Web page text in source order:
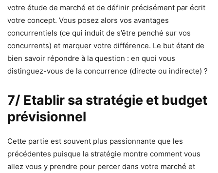
votre étude de marché et de définir précisément par écrit
votre concept. Vous posez alors vos avantages
concurrentiels (ce qui induit de s’être penché sur vos
concurrents) et marquer votre différence. Le but étant de
bien savoir répondre à la question : en quoi vous
distinguez-vous de la concurrence (directe ou indirecte) ?
7/ Etablir sa stratégie et budget
prévisionnel
Cette partie est souvent plus passionnante que les
précédentes puisque la stratégie montre comment vous
allez vous y prendre pour percer dans votre marché et